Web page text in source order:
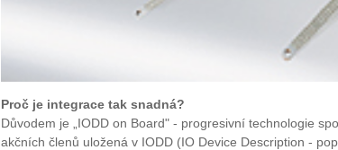
Proč je integrace tak snadná?
Důvodem je „IODD on Board" - progresivní technologie
akčních členů uložená v IODD (IO Device Description -